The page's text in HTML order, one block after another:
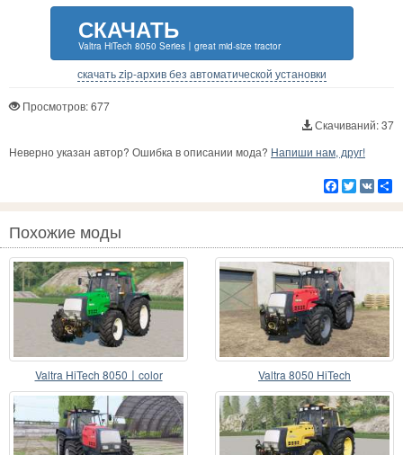
СКАЧАТЬ
Valtra HiTech 8050 Series〡great mid-size tractor
скачать zip-архив без автоматической установки
Просмотров: 677
Скачиваний: 37
Неверно указан автор? Ошибка в описании мода? Напиши нам, друг!
Facebook
Twitter
VK
Похожие моды
Valtra HiTech 8050〡color
interchangeable
Valtra 8050 HiTech